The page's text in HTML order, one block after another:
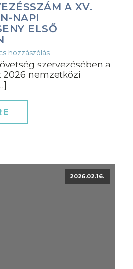
A XV.
NAPI
ELSŐ
hozzászólás
szervezésében a
2026 nemzetközi
2026.02.16.